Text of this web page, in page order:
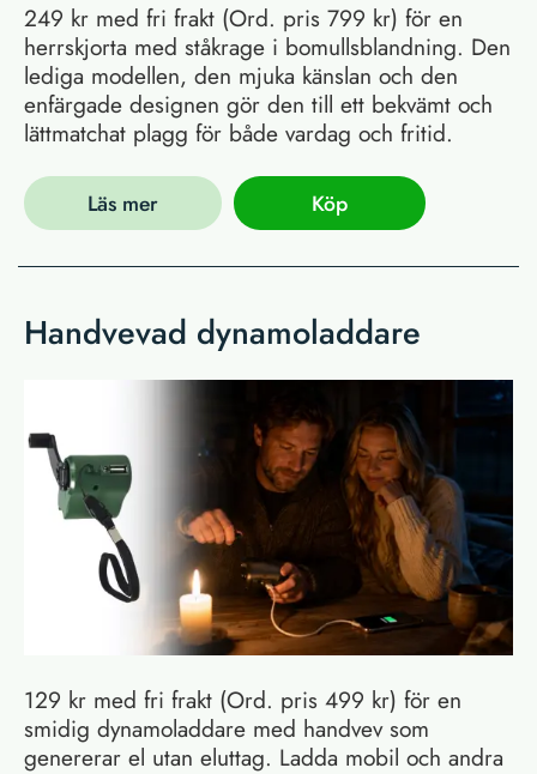
249 kr med fri frakt (Ord. pris 799 kr) för en
herrskjorta med ståkrage i bomullsblandning. Den
lediga modellen, den mjuka känslan och den
enfärgade designen gör den till ett bekvämt och
lättmatchat plagg för både vardag och fritid.
Läs mer Köp
Handvevad dynamoladdare
129 kr med fri frakt (Ord. pris 499 kr) för en
smidig dynamoladdare med handvev som
genererar el utan eluttag. Ladda mobil och andra